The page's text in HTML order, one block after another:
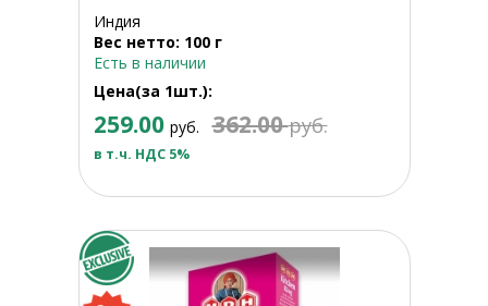
Индия
Вес нетто: 100 г
Есть в наличии
Цена(за 1шт.):
259.00 руб. 362.00руб.
в т.ч. НДС 5%